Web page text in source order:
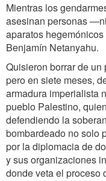
Mientras los
asesinan personas
aparatos
Benjamín Netanyahu.
Quisieron borrar de
pero en siete meses,
armadura imperialista
pueblo Palestino,
defendiendo la
bombardeado no solo
por la diplomacia de
y sus organizaciones
donde veta el proceso